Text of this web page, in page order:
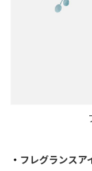
・ フレグランスア